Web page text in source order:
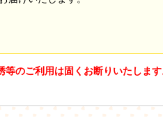
のご利用は固くお断りいたします